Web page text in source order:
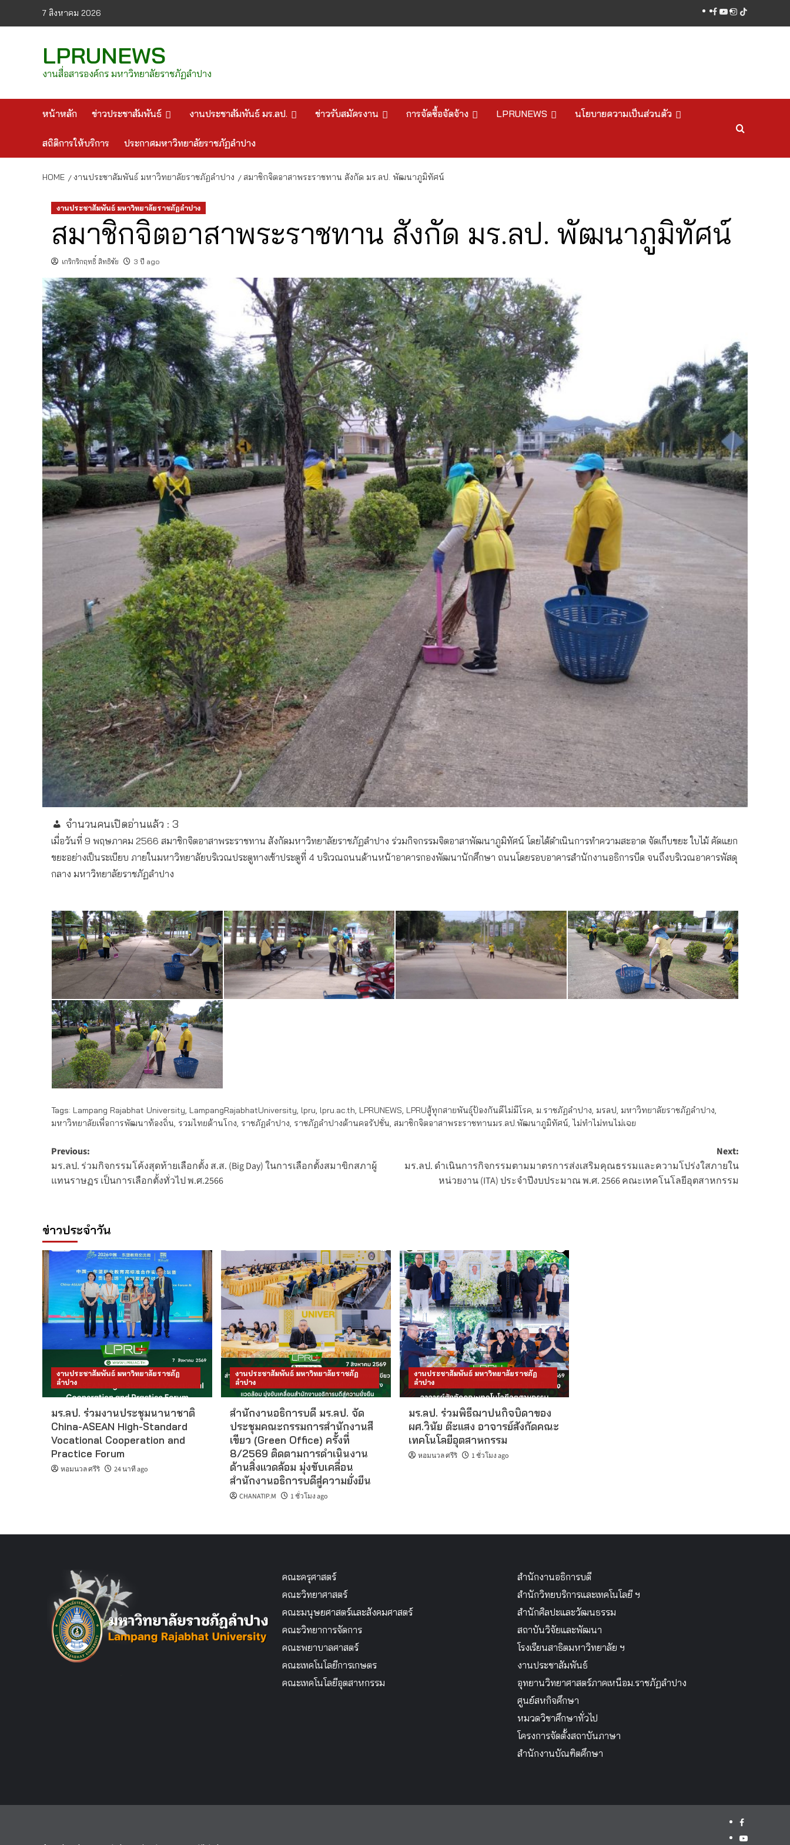
7 สิงหาคม 2026 facebook
youtube
instagram
tiktok
LPRUNEWS
งานสื่อสารองค์กร มหาวิทยาลัยราชภัฏลำปาง
หน้าหลัก ข่าวประชาสัมพันธ์ งานประชาสัมพันธ์ มร.ลป. ข่าวรับสมัครงาน การจัดซื้อจัดจ้าง LPRUNEWS นโยบายความเป็นส่วนตัว
สถิติการให้บริการ ประกาศมหาวิทยาลัยราชภัฏลำปาง
HOME งานประชาสัมพันธ์ มหาวิทยาลัยราชภัฏลำปาง สมาชิกจิตอาสาพระราชทาน สังกัด มร.ลป. พัฒนาภูมิทัศน์
งานประชาสัมพันธ์ มหาวิทยาลัยราชภัฏลำปาง
สมาชิกจิตอาสาพระราชทาน สังกัด มร.ลป. พัฒนาภูมิทัศน์
เกริกริกฤทธิ์ สิทธิชัย 3 ปี ago
จำนวนคนเปิดอ่านแล้ว : 3
เมื่อวันที่ 9 พฤษภาคม 2566 สมาชิกจิตอาสาพระราชทาน สังกัดมหาวิทยาลัยราชภัฏลำปาง ร่วมกิจกรรมจิตอาสาพัฒนาภูมิทัศน์ โดยได้ดำเนินการทำความสะอาด จัดเก็บขยะ ใบไม้ คัดแยก
ขยะอย่างเป็นระเบียบ ภายในมหาวิทยาลัยบริเวณประตูทางเข้าประตูที่ 4 บริเวณถนนด้านหน้าอาคารกองพัฒนานักศึกษา ถนนโดยรอบอาคารสำนักงานอธิการบีด จนถึงบริเวณอาคารพัสดุ
กลาง มหาวิทยาลัยราชภัฏลำปาง
Tags: Lampang Rajabhat University, LampangRajabhatUniversity, lpru, lpru.ac.th, LPRUNEWS, LPRUสู้ทุกสายพันธุ์ป้องกันดีไม่มีโรค, ม.ราชภัฏลำปาง, มรลป, มหาวิทยาลัยราชภัฏลำปาง,
มหาวิทยาลัยเพื่อการพัฒนาท้องถิ่น, รวมไทยต้านโกง, ราชภัฏลำปาง, ราชภัฏลำปางต้านคอรัปชั่น, สมาชิกจิตอาสาพระราชทานมร.ลป.พัฒนาภูมิทัศน์, ไม่ทำไม่ทนไม่เฉย
Post
navigation
Previous:
มร.ลป. ร่วมกิจกรรมโค้งสุดท้ายเลือกตั้ง ส.ส. (Big Day) ในการเลือกตั้งสมาขิกสภาผู้
แทนราษฏร เป็นการเลือกตั้งทั่วไป พ.ศ.2566
Next:
มร.ลป. ดำเนินการกิจกรรมตามมาตรการส่งเสริมคุณธรรมและความโปร่งใสภายใน
หน่วยงาน (ITA) ประจำปีงบประมาณ พ.ศ. 2566 คณะเทคโนโลยีอุตสาหกรรม
ข่าวประจำวัน
งานประชาสัมพันธ์ มหาวิทยาลัยราชภัฏ
ลำปาง
มร.ลป. ร่วมงานประชุมนานาชาติ
China-ASEAN High-Standard
Vocational Cooperation and
Practice Forum
หอมนวล ศรีริ 24 นาที ago
งานประชาสัมพันธ์ มหาวิทยาลัยราชภัฏ
ลำปาง
สำนักงานอธิการบดี มร.ลป. จัด
ประชุมคณะกรรมการสำนักงานสี
เขียว (Green Office) ครั้งที่
8/2569 ติดตามการดำเนินงาน
ด้านสิ่งแวดล้อม มุ่งขับเคลื่อน
สำนักงานอธิการบดีสู่ความยั่งยืน
CHANATIP.M 1 ชั่วโมง ago
งานประชาสัมพันธ์ มหาวิทยาลัยราชภัฏ
ลำปาง
มร.ลป. ร่วมพิธีฌาปนกิจบิดาของ
ผศ.วินัย ต๊ะแสง อาจารย์สังกัดคณะ
เทคโนโลยีอุตสาหกรรม
หอมนวล ศรีริ 1 ชั่วโมง ago
คณะครุศาสตร์
คณะวิทยาศาสตร์
คณะมนุษยศาสตร์และสังคมศาสตร์
คณะวิทยาการจัดการ
คณะพยาบาลศาสตร์
คณะเทคโนโลยีการเกษตร
คณะเทคโนโลยีอุตสาหกรรม
สำนักงานอธิการบดี
สำนักวิทยบริการและเทคโนโลยี ฯ
สำนักศิลปะและวัฒนธรรม
สถาบันวิจัยและพัฒนา
โรงเรียนสาธิตมหาวิทยาลัย ฯ
งานประชาสัมพันธ์
อุทยานวิทยาศาสตร์ภาคเหนือม.ราชภัฏลำปาง
ศูนย์สหกิจศึกษา
หมวดวิชาศึกษาทั่วไป
โครงการจัดตั้งสถาบันภาษา
สำนักงานบัณฑิตศึกษา
facebook
youtube